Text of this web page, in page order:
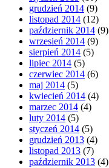
grudzień 2014 (9)
listopad 2014 (12)
październik 2014 (9)
wrzesień 2014 (9)
sierpień 2014 (5)
lipiec 2014 (5)
czerwiec 2014 (6)
maj 2014 (5)
kwiecień 2014 (4)
marzec 2014 (4)
luty 2014 (5)
styczeń 2014 (5)
grudzień 2013 (4)
listopad 2013 (7)
październik 2013 (4)